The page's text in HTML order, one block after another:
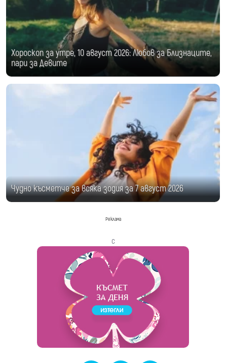
Хороскоп за утре, 10 август 2026: Любов за Близнаците,
пари за Девите
Чудно късметче за всяка зодия за 7 август 2026
Реклама
с